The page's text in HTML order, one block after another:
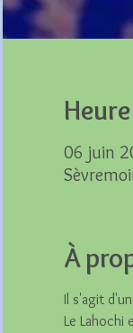
06 juin
À
Il s'agit
Le Lahochi